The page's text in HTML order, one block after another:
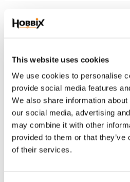
This website uses cookies
We use cookies to personalise
provide social media features
We also share information
our social media, advertising
may combine it with other
provided to them or that
of their services.
Fri frakt över 2500:-
Leveranstid 1-3 arbetsdagar
Lagerstatus
Artikelnr